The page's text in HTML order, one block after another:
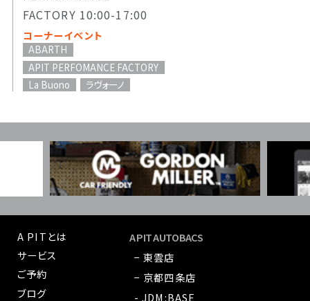
FACTORY 10:00-17:00
コーナーイベント
ABARTH
APIT PERFOMANCE FACTORY
La Buono
ラヴォーノ
A PITとは
サービス
ご予約
ブログ
A PIT AUTOBACS
− 東雲店
− 京都四条店
- JDM:BASE